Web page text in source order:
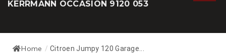
KERRMANN OCCASION 9120 053
Home / Citroen Jumpy 120 Garage...